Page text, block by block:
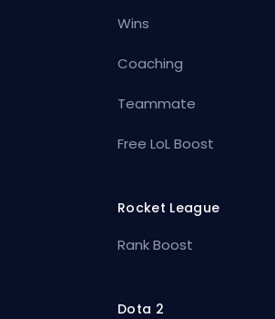
Wins
Coaching
Teammate
Free LoL Boost
Rocket League
Rank Boost
Dota 2